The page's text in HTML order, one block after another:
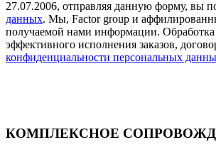
27.07.2006, отправляя данную форму, вы
данных. Мы, Factor group и
получаемой нами информации.
эффективного исполнения заказов,
конфиденциальности персональных
КОМПЛЕКСНОЕ